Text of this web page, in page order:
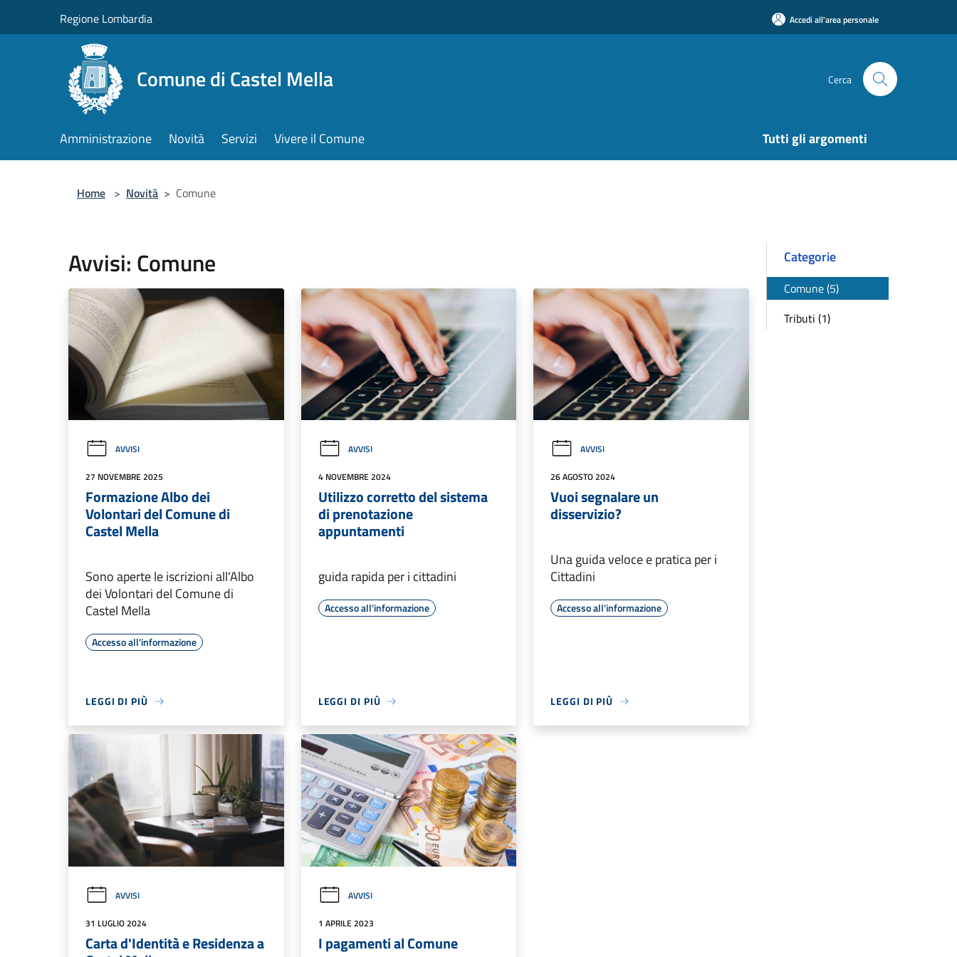
Regione Lombardia Accedi all'area personale
Comune di Castel Mella Cerca
Amministrazione Novità Servizi Vivere il Comune Tutti gli argomenti
Home > Novità > Comune
Avvisi: Comune
AVVISI
27 NOVEMBRE 2025
Formazione Albo dei
Volontari del Comune di
Castel Mella
Sono aperte le iscrizioni all'Albo
dei Volontari del Comune di
Castel Mella
Accesso all'informazione
LEGGI DI PIÙ
AVVISI
4 NOVEMBRE 2024
Utilizzo corretto del sistema
di prenotazione
appuntamenti
guida rapida per i cittadini
Accesso all'informazione
LEGGI DI PIÙ
AVVISI
26 AGOSTO 2024
Vuoi segnalare un
disservizio?
Una guida veloce e pratica per i
Cittadini
Accesso all'informazione
LEGGI DI PIÙ
AVVISI
31 LUGLIO 2024
Carta d'Identità e Residenza a
AVVISI
1 APRILE 2023
I pagamenti al Comune
Categorie
Comune (5)
Tributi (1)